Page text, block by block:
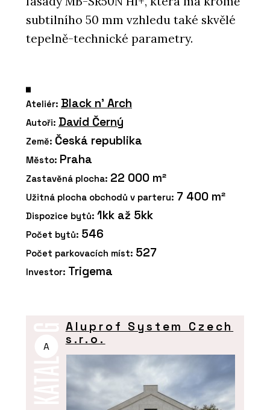
subtilního 50 mm vzhledu také skvělé
tepelně-technické parametry.
Ateliér: Black n' Arch
Autoři: David Černý
Země: Česká republika
Město: Praha
Zastavěná plocha: 22 000 m²
Užitná plocha obchodů v parteru: 7 400 m²
Dispozice bytů: 1kk až 5kk
Počet bytů: 546
Počet parkovacích míst: 527
Investor: Trigema
A
Aluprof System Czech
s.r.o.